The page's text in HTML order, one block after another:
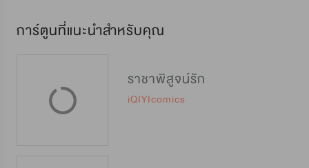
การ์ตูนที่แนะนำสำหรับคุณ
ราชาพิสูจน์รัก
iQIYIcomics